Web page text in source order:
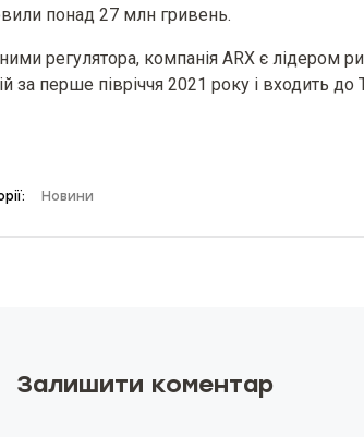
понад 27 млн ​​гривень.
регулятора, компанія ARX є лідером
за перше півріччя 2021 року і входить
Новини
Залишити коментар